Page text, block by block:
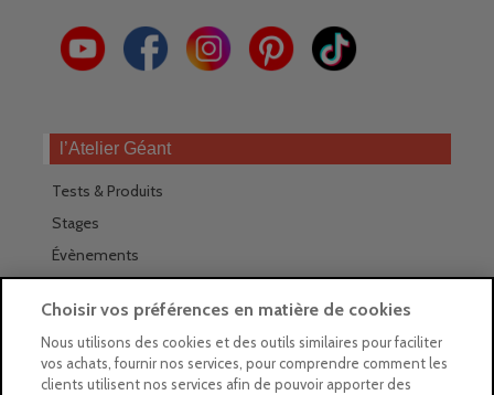
l’Atelier Géant
Tests & Produits
Stages
Évènements
Trouver nos magasins
La newsletter des magasins
Choisir vos préférences en matière de cookies
Nous utilisons des cookies et des outils similaires pour faciliter
vos achats, fournir nos services, pour comprendre comment les
clients utilisent nos services afin de pouvoir apporter des